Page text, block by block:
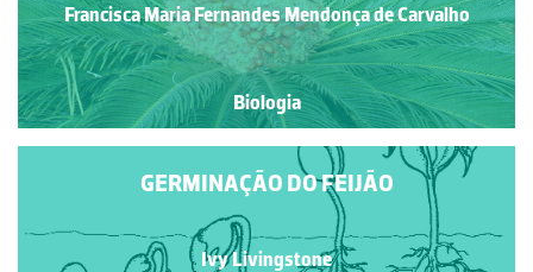
Francisca Maria Fernandes Mendonça de Carvalho
Biologia
GERMINAÇÃO DO FEIJÃO
Ivy Livingstone